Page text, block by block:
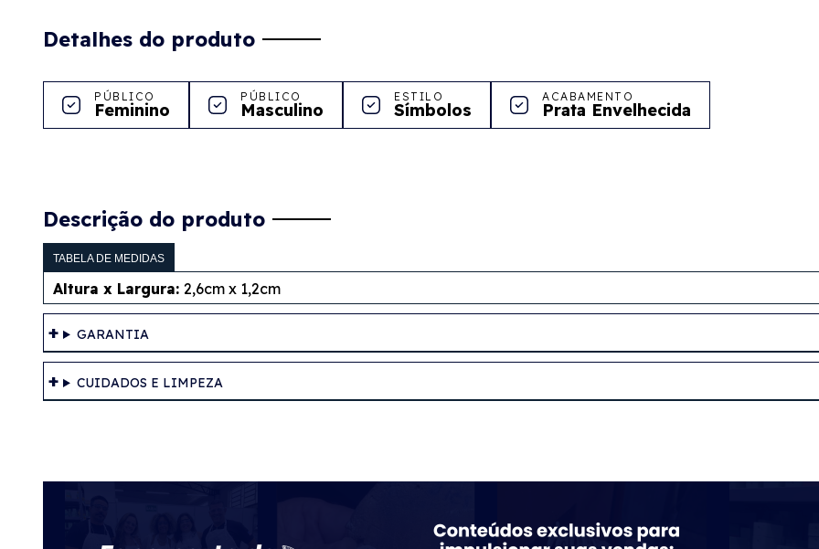
Detalhes do produto
PÚBLICO
Feminino
PÚBLICO
Masculino
ESTILO
Símbolos
ACABAMENTO
Prata Envelhecida
Descrição do produto
TABELA DE MEDIDAS
Altura x Largura: 2,6cm x 1,2cm
GARANTIA
CUIDADOS E LIMPEZA